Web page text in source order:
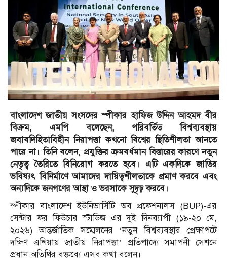
বাংলাদেশ জাতীয় সংসদের স্পীকার হাফিজ উদ্দিন আহমদ বীর
বিক্রম, এমপি বলেছেন, পরিবর্তিত বিশ্বব্যবস্থায়
জবাবদিহিতাবিহীন নিরাপত্তা কখনো বিশ্বের স্থিতিশীলতা আনতে
পারে না। তিনি বলেন, প্রযুক্তির ক্রমবর্ধমান বিস্তারের কারণে নতুন
নেতৃত্ব তৈরিতে বিনিয়োগ করতে হবে। এটি একদিকে জাতির
ভবিষ্যৎ বিনির্মাণে আমাদের দায়িত্বশীলতাকে প্রমাণ করবে এবং
অন্যদিকে জনগণের আস্থা ও ভরসাকে সুদৃঢ় করবে।
স্পীকার বাংলাদেশ ইউনিভার্সিটি অব প্রফেশনালস (BUP)-এর
সেন্টার ফর ফিউচার স্টাডিজ এর দুই দিনব্যাপী (১৯-২০ মে,
২০২৬) আন্তর্জাতিক সম্মেলনের ‘নতুন বিশ্বব্যবস্থার প্রেক্ষাপটে
দক্ষিণ এশিয়ায় জাতীয় নিরাপত্তা’ প্রতিপাদ্যে সমাপনী সেশনে
প্রধান অতিথির বক্তব্যে এসব কথা বলেন।